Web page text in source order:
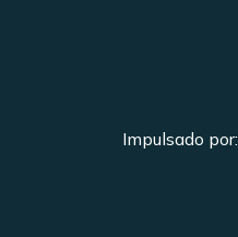
Impulsado por: